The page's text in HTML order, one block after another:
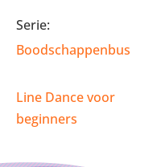
Serie:
Boodschappenbus
Line Dance voor
beginners